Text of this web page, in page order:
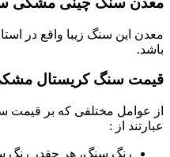
معدن این سنگ زیبا واقع در
باشد.
قیمت سنگ کریستال
از عوامل مختلفی که بر قیمت
عبارتند از :
رنگ سنگ، هر چقدر رنگ